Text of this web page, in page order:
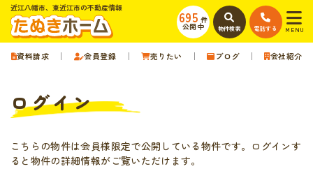
近江八幡市、東近江市の不動産情報
695 件
公開中 物件検索 電話する MENU
資料請求 会員登録 売りたい ブログ 会社紹介
ログイン
こちらの物件は会員様限定で公開している物件です。ログインす
ると物件の詳細情報がご覧いただけます。